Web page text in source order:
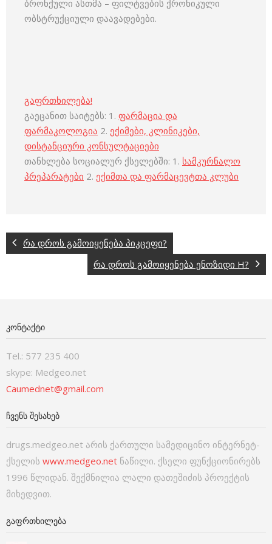
ბრონქული ასთმა – ფილტვების ქრონიკული
ობსტრუქციული დაავადებები.
გაფრთხილება!
გაეცანით საიტებს: 1. ფარმაცია და
ფარმაკოლოგია 2. ექიმები, კლინიკები,
დისტანციური კონსულტაციები
თანხლება სოციალურ ქსელებში: 1. სამკურნალო
პრეპარატები 2. ექიმთა და ფარმაცევტთა კლუბი
რა დროს გამოიყენება პიკცეფი?
რა დროს გამოიყენება ენოზიდი H?
ᲙᲝᲜᲢᲐᲥᲢᲘ
Tel.: 577 235 400
skype: Medgeo.net
Caumednet@gmail.com
ᲩᲕᲔᲜᲡ ᲨᲔᲡᲐᲮᲔᲑ
drugs.medgeo.net არის ქართული სამედიცინო ინტერნეტ-
ქსელის www.medgeo.net ნაწილი. ქსელი ფუნქციონირებს
1996 წლიდან. შექმნილია ლალი დათეშიძის პროექტის
მიხედვით.
ᲒᲐᲤᲠᲗᲮᲘᲚᲔᲑᲐ